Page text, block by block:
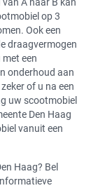
van A naar B kan
op 3
Ook een
draagvermogen
een
onderhoud aan
of u na een
uw scootmobiel
Den Haag
vanuit een
Haag? Bel